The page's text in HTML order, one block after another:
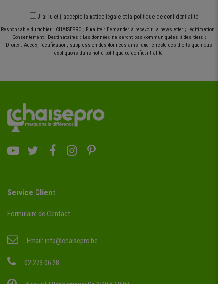
J´ai lu et j´accepte la notice légale et la politique de confidentialité
Responsable du fichier : CHAISEPRO ; Finalité : Demander à recevoir la newsletter ; Légitimation :
Consentement ; Destinataires : Les données ne seront pas communiquées à des tiers ;
Droits : Accès, rectification, suppression des données ainsi que le reste des droits que nous
expliquons dans notre politique de confidentialité.
Service Client
Formulaire de Contact
Email: info@chaisepro.be
02 273 06 28